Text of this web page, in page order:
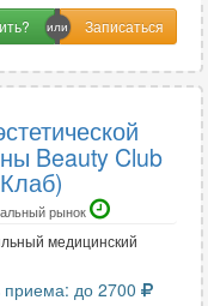
56
Beauty Club
рынок
медицинский
приема: до 2700